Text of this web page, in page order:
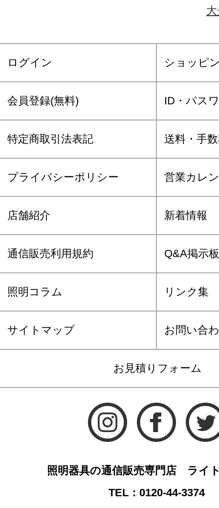
ログイン ショッピ
会員登録(無料) ID・パス
特定商取引法表記 送料・手
プライバシーポリシー 営業カレ
店舗紹介 新着情報
通信販売利用規約 Q&A掲示板
照明コラム リンク集
サイトマップ お問い合
お見積りフォーム
照明器具の通信販売専門店 ライ
TEL：0120-44-3374